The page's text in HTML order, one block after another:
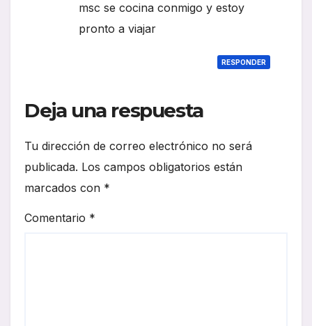
msc se cocina conmigo y estoy
pronto a viajar
RESPONDER
Deja una respuesta
Tu dirección de correo electrónico no será
publicada. Los campos obligatorios están
marcados con *
Comentario *